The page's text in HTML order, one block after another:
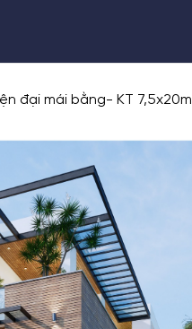
đại mái bằng- KT 7,5x20m